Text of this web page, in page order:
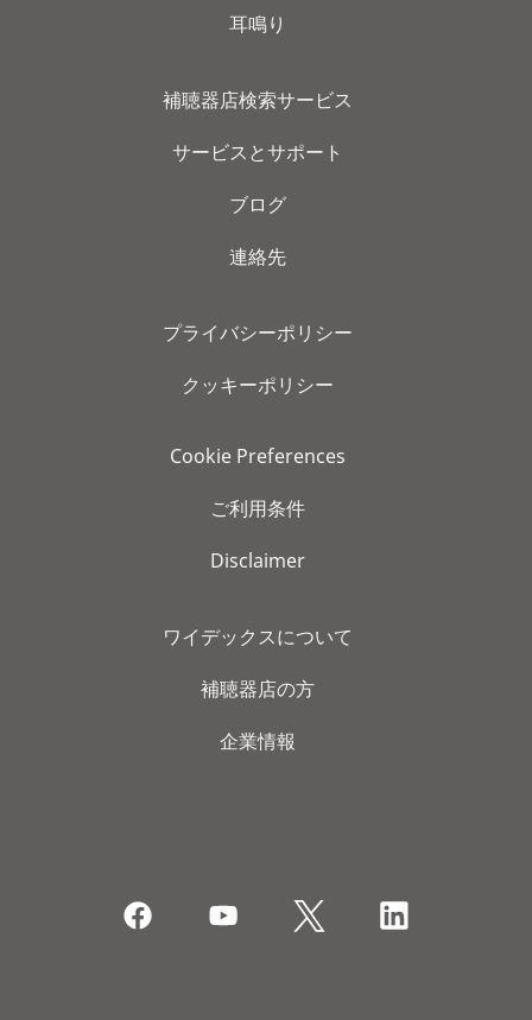
耳鳴り
補聴器店検索サービス
サービスとサポート
ブログ
連絡先
プライバシーポリシー
クッキーポリシー
Cookie Preferences
ご利用条件
Disclaimer
ワイデックスについて
補聴器店の方
企業情報